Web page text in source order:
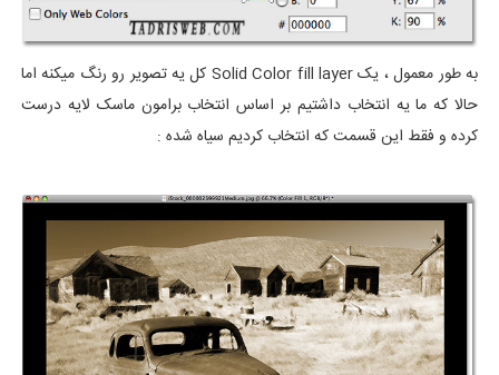
به طور معمول ، یک Solid Color fill layer کل یه تصویر رو رنگ میکنه اما
حالا که ما یه انتخاب داشتیم بر اساس انتخاب برامون ماسک لایه درست
کرده و فقط این قسمت که انتخاب کردیم سیاه شده :